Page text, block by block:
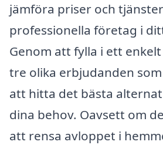
jämföra priser och
professionella företag i
Genom att fylla i ett
tre olika erbjudanden
att hitta det bästa
dina behov. Oavsett om
att rensa avloppet i